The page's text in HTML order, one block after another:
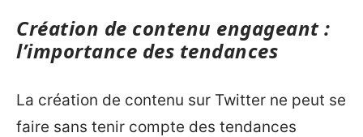
Création de contenu engageant :
l’importance des tendances
La création de contenu sur Twitter ne peut se
faire sans tenir compte des tendances